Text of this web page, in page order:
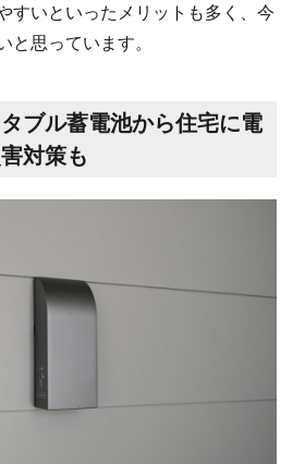
すいといったメリットも多く、今
と思っています。
ブル蓄電池から住宅に電
対策も